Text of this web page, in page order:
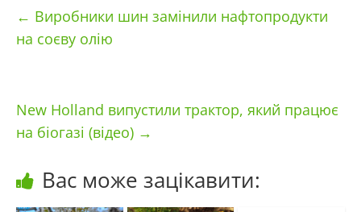
← Виробники шин замінили нафтопродукти
на соєву олію
New Holland випустили трактор, який працює
на біогазі (відео) →
Вас може зацікавити: